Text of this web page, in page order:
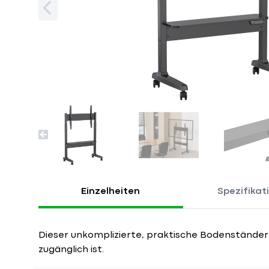
Einzelheiten
Dieser unkomplizierte, praktische
zugänglich ist.